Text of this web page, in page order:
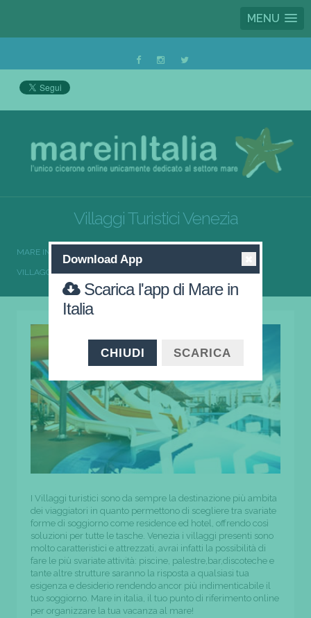
MENU
Villaggi Turistici Venezia
MARE IN ITALIA
VILLAGGI TURISTICI VENETO VILLAGGI TURISTICI VENEZIA
I Villaggi turistici sono da sempre la destinazione più ambita
dei viaggiatori in quanto permettono di scegliere tra svariate
forme di soggiorno come residence ed hotel, offrendo così
soluzioni per tutte le tasche. Venezia i villaggi presenti sono
molto caratteristici e attrezzati, avrai infatti la possibilità di
fare le più svariate attività: piscine, palestre,bar,discoteche e
tante altre strutture saranno la risposta a qualsiasi tua
esigenza e desiderio rendendo ancor più indimenticabile il
tuo soggiorno. Mare in italia, il tuo punto di riferimento online
per organizzare la tua vacanza al mare!
Download App
Scarica l'app di Mare in
Italia
CHIUDI SCARICA